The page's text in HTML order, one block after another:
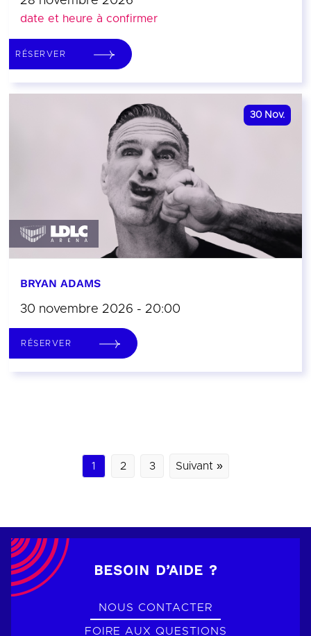
date et heure à confirmer
RÉSERVER
30 Nov.
BRYAN ADAMS
30 novembre 2026 - 20:00
RÉSERVER
1 2 3 Suivant »
BESOIN D’AIDE ?
NOUS CONTACTER
FOIRE AUX QUESTIONS